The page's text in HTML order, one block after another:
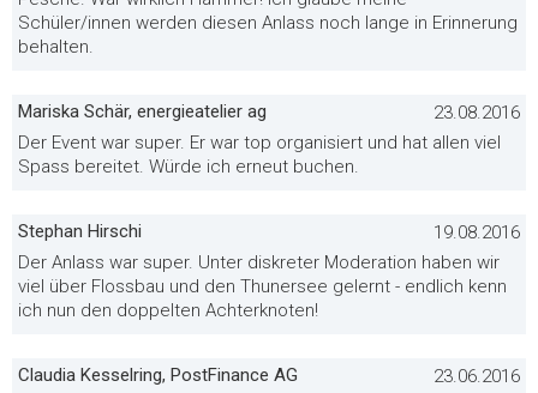
Schüler/innen werden diesen Anlass noch lange in Erinnerung
behalten.
Mariska Schär, energieatelier ag
23.08.2016
Der Event war super. Er war top organisiert und hat allen viel
Spass bereitet. Würde ich erneut buchen.
Stephan Hirschi
19.08.2016
Der Anlass war super. Unter diskreter Moderation haben wir
viel über Flossbau und den Thunersee gelernt - endlich kenn
ich nun den doppelten Achterknoten!
Claudia Kesselring, PostFinance AG
23.06.2016